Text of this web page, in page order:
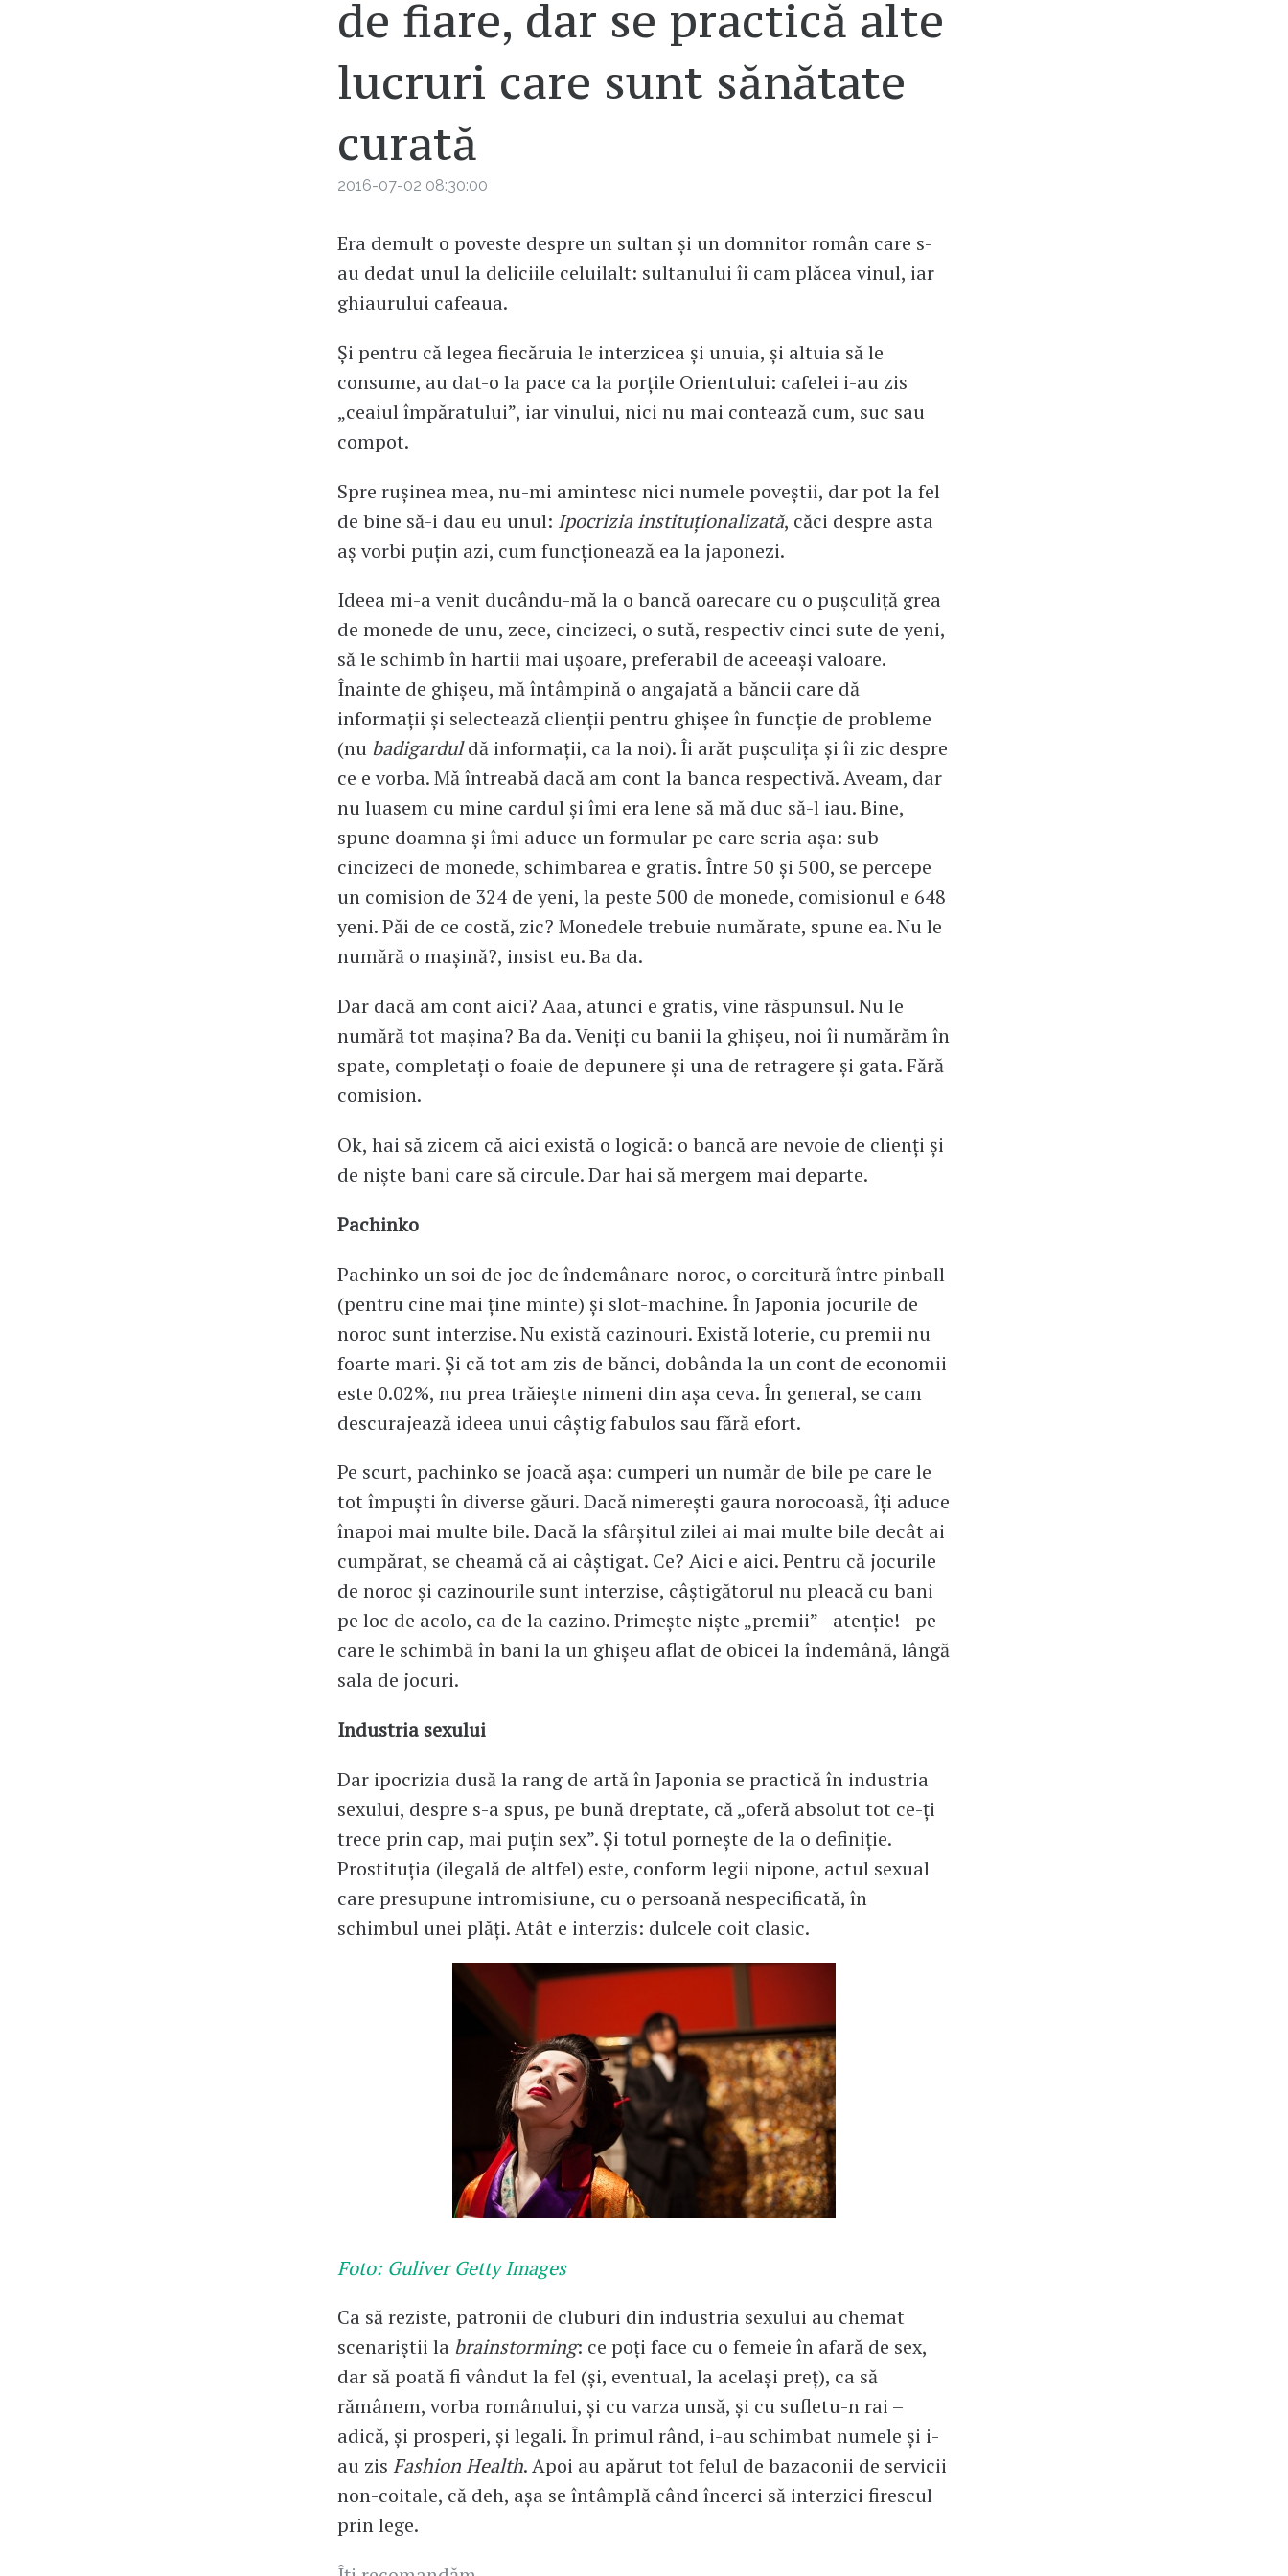
de fiare, dar se practică alte
lucruri care sunt sănătate
curată
2016-07-02 08:30:00
Era demult o poveste despre un sultan și un domnitor român care s-
au dedat unul la deliciile celuilalt: sultanului îi cam plăcea vinul, iar
ghiaurului cafeaua.
Și pentru că legea fiecăruia le interzicea și unuia, și altuia să le
consume, au dat-o la pace ca la porțile Orientului: cafelei i-au zis
„ceaiul împăratului”, iar vinului, nici nu mai contează cum, suc sau
compot.
Spre rușinea mea, nu-mi amintesc nici numele poveștii, dar pot la fel
de bine să-i dau eu unul: Ipocrizia instituționalizată, căci despre asta
aș vorbi puțin azi, cum funcționează ea la japonezi.
Ideea mi-a venit ducându-mă la o bancă oarecare cu o pușculiță grea
de monede de unu, zece, cincizeci, o sută, respectiv cinci sute de yeni,
să le schimb în hartii mai ușoare, preferabil de aceeași valoare.
Înainte de ghișeu, mă întâmpină o angajată a băncii care dă
informații și selectează clienții pentru ghișee în funcție de probleme
(nu badigarduldă informații, ca la noi). Îi arăt pușculița și îi zic despre
ce e vorba. Mă întreabă dacă am cont la banca respectivă. Aveam, dar
nu luasem cu mine cardul și îmi era lene să mă duc să-l iau. Bine,
spune doamna și îmi aduce un formular pe care scria așa: sub
cincizeci de monede, schimbarea e gratis. Între 50 și 500, se percepe
un comision de 324 de yeni, la peste 500 de monede, comisionul e 648
yeni. Păi de ce costă, zic? Monedele trebuie numărate, spune ea. Nu le
numără o mașină?, insist eu. Ba da.
Dar dacă am cont aici? Aaa, atunci e gratis, vine răspunsul. Nu le
numără tot mașina? Ba da. Veniți cu banii la ghișeu, noi îi numărăm în
spate, completați o foaie de depunere și una de retragere și gata. Fără
comision.
Ok, hai să zicem că aici există o logică: o bancă are nevoie de clienți și
de niște bani care să circule. Dar hai să mergem mai departe.
Pachinko
Pachinko un soi de joc de îndemânare-noroc, o corcitură între pinball
(pentru cine mai ține minte) și slot-machine. În Japonia jocurile de
noroc sunt interzise. Nu există cazinouri. Există loterie, cu premii nu
foarte mari. Și că tot am zis de bănci, dobânda la un cont de economii
este 0.02%, nu prea trăiește nimeni din așa ceva. În general, se cam
descurajează ideea unui câștig fabulos sau fără efort.
Pe scurt, pachinko se joacă așa: cumperi un număr de bile pe care le
tot împuști în diverse găuri. Dacă nimerești gaura norocoasă, îți aduce
înapoi mai multe bile. Dacă la sfârșitul zilei ai mai multe bile decât ai
cumpărat, se cheamă că ai câștigat. Ce? Aici e aici. Pentru că jocurile
de noroc și cazinourile sunt interzise, câștigătorul nu pleacă cu bani
pe loc de acolo, ca de la cazino. Primește niște „premii” - atenție! - pe
care le schimbă în bani la un ghișeu aflat de obicei la îndemână, lângă
sala de jocuri.
Industria sexului
Dar ipocrizia dusă la rang de artă în Japonia se practică în industria
sexului, despre s-a spus, pe bună dreptate, că „oferă absolut tot ce-ţi
trece prin cap, mai puţin sex”. Şi totul porneşte de la o definiţie.
Prostituţia (ilegală de altfel) este, conform legii nipone, actul sexual
care presupune intromisiune, cu o persoană nespecificată, în
schimbul unei plăţi. Atât e interzis: dulcele coit clasic.
Foto: Guliver Getty Images
Ca să reziste, patronii de cluburi din industria sexului au chemat
scenariştii la brainstorming: ce poţi face cu o femeie în afară de sex,
dar să poată fi vândut la fel (şi, eventual, la acelaşi preţ), ca să
rămânem, vorba românului, şi cu varza unsă, şi cu sufletu-n rai –
adică, şi prosperi, şi legali. În primul rând, i-au schimbat numele şi i-
au zis Fashion Health. Apoi au apărut tot felul de bazaconii de servicii
non-coitale, că deh, aşa se întâmplă când încerci să interzici firescul
prin lege.